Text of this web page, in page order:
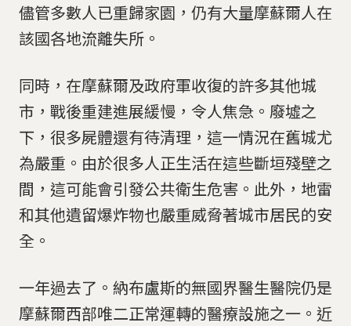
儘管多數人已重歸家園，仍有大量摩蘇爾人在
該國各地流離失所。
同時，在摩蘇爾及政府軍收復的許多其他城
市，戰後重建進展緩慢，令人焦急。廢墟之
下，很多屍體還有待清理，這一情況在舊城尤
為嚴重。由於很多人正生活在這些斷垣殘壁之
間，這可能會引發公共衛生危害。此外，地雷
和其他遺留爆炸物也嚴重威脅著城市居民的安
全。
一年過去了。納布盧斯的無國界醫生醫院仍是
摩蘇爾西部唯二正常運轉的醫療設施之一。近